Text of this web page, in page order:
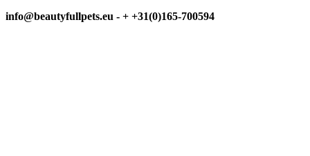
info@beautyfullpets.eu - + +31(0)165-700594